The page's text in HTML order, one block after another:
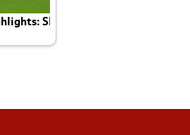
Skotland - Danmark 4-2